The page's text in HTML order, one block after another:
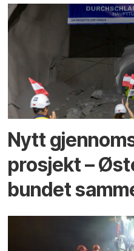
Nytt
prosjekt –
bundet